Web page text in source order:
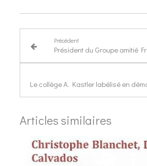
Précédent
Articles similaires